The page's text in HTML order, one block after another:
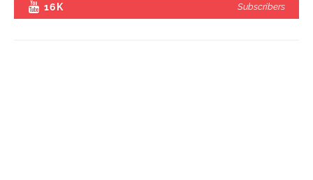
16K Subscribers